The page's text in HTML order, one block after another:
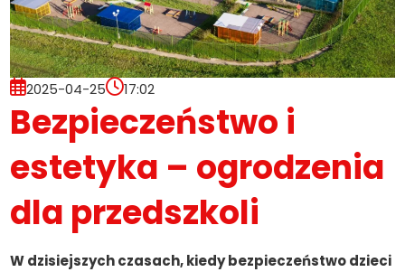
2025-04-25 17:02
Bezpieczeństwo i
estetyka – ogrodzenia
dla przedszkoli
W dzisiejszych czasach, kiedy bezpieczeństwo dzieci